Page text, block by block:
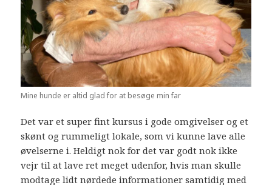
Mine hunde er altid glad for at besøge min far
Det var et super fint kursus i gode omgivelser og et
skønt og rummeligt lokale, som vi kunne lave alle
øvelserne i. Heldigt nok for det var godt nok ikke
vejr til at lave ret meget udenfor, hvis man skulle
modtage lidt nørdede informationer samtidig med